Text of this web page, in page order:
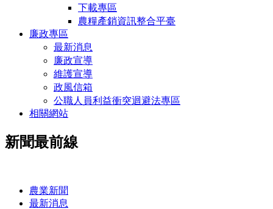
下載專區
農糧產銷資訊整合平臺
廉政專區
最新消息
廉政宣導
維護宣導
政風信箱
公職人員利益衝突迴避法專區
相關網站
新聞最前線
農業新聞
最新消息